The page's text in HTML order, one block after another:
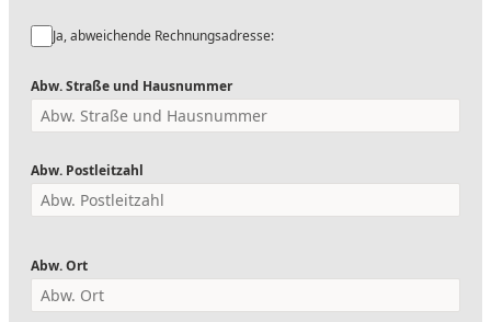
Ja, abweichende Rechnungsadresse:
Abw. Straße und Hausnummer
Abw. Postleitzahl
Abw. Ort